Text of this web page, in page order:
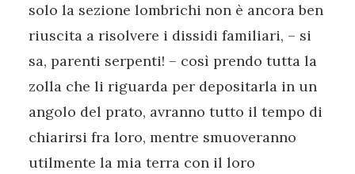
solo la sezione lombrichi non è ancora ben
riuscita a risolvere i dissidi familiari, – si
sa, parenti serpenti! – così prendo tutta la
zolla che li riguarda per depositarla in un
angolo del prato, avranno tutto il tempo di
chiarirsi fra loro, mentre smuoveranno
utilmente la mia terra con il loro